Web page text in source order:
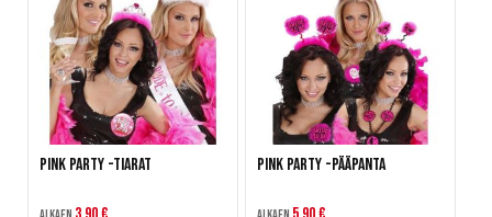
Pink Party -tiarat Pink Party -pääpanta